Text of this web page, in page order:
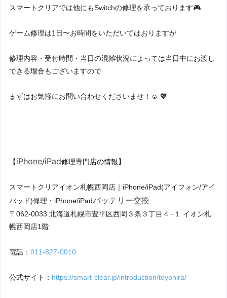
スマートクリアでは他にもSwitchの修理を承っております🎮
ゲーム修理は1日〜お時間をいただいてはおりますが
修理内容・受付時間・当日の混雑状況によっては当日中にお渡し
できる場合もございますので
まずはお気軽にお問い合わせくださいませ！☺️ 💖
【iPhone/iPad修理専門店の情報】
スマートクリアイオン札幌西岡店｜ iPhone/iPad(アイフォン/アイ
パッド)修理・iPhone/iPadバッテリー交換
〒062-0033 北海道札幌市豊平区西岡３条３丁目４−１ イオン札
幌西岡店1階
電話：011-827-0010
公式サイト： https://smart-clear.jp/introduction/toyohira/